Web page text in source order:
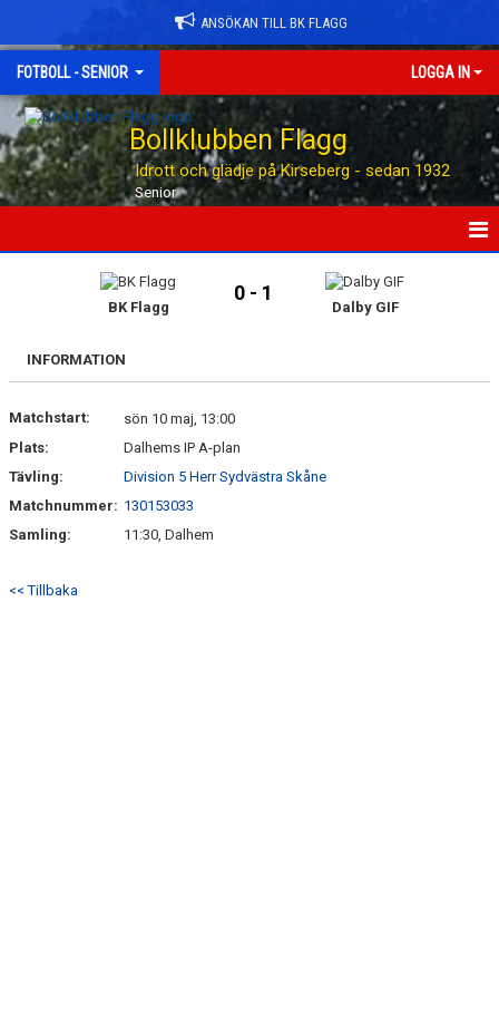
ANSÖKAN TILL BK FLAGG
FOTBOLL - SENIOR LOGGA IN
Bollklubben Flagg
Idrott och glädje på Kirseberg - sedan 1932
Senior
TABELLEN
KALENDER
TRUPPEN
BK Flagg
0 - 1
Dalby GIF
INFORMATION
Matchstart:
sön 10 maj, 13:00
Plats:
Dalhems IP A-plan
Tävling:
Division 5 Herr Sydvästra Skåne
Matchnummer: 130153033
Samling:
11:30, Dalhem
<< Tillbaka